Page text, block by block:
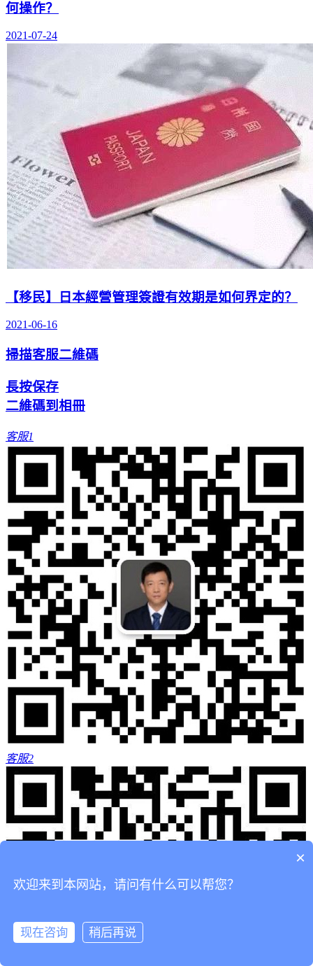
何操作？
2021-07-24
【移民】日本經營管理簽證有效期是如何界定的？
2021-06-16
掃描客服二維碼
長按保存
二維碼到相冊
客服1
客服2
×
欢迎来到本网站，请问有什么可以帮您？
现在咨询 稍后再说